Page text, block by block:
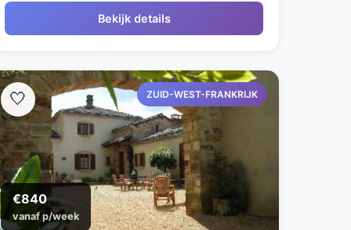
Bekijk details
ZUID-WEST-FRANKRIJK
€840
vanaf p/week
🤍